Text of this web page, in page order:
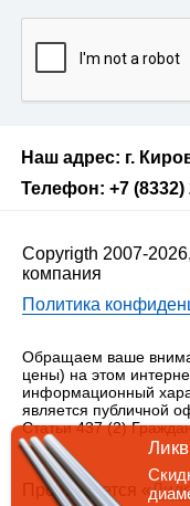
Наш адрес: г.
Телефон: +7 (8332)
Copyrigth 2007-
компания
Политика
Обращаем ваше
цены) на этом
информационный
является публичной
Статьи 437 (2)
Продвигается «